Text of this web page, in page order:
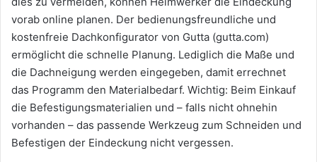
vorab online planen. Der bedienungsfreundliche und
kostenfreie Dachkonfigurator von Gutta (gutta.com)
ermöglicht die schnelle Planung. Lediglich die Maße und
die Dachneigung werden eingegeben, damit errechnet
das Programm den Materialbedarf. Wichtig: Beim Einkauf
die Befestigungsmaterialien und – falls nicht ohnehin
vorhanden – das passende Werkzeug zum Schneiden und
Befestigen der Eindeckung nicht vergessen.